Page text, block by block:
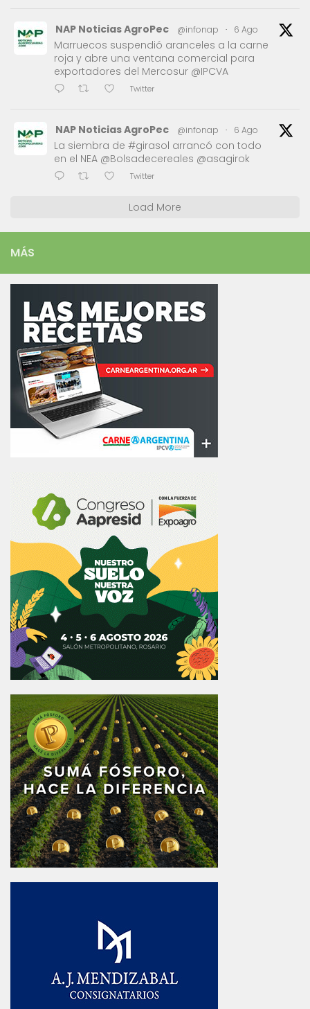
NAP Noticias AgroPec @infonap · 6 Ago
Marruecos suspendió aranceles a la carne
roja y abre una ventana comercial para
exportadores del Mercosur @IPCVA
Twitter
NAP Noticias AgroPec @infonap · 6 Ago
La siembra de #girasol arrancó con todo
en el NEA @Bolsadecereales @asagirok
Twitter
Load More
MÁS